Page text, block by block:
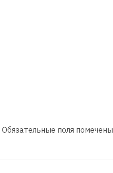
Обязательные поля помечены